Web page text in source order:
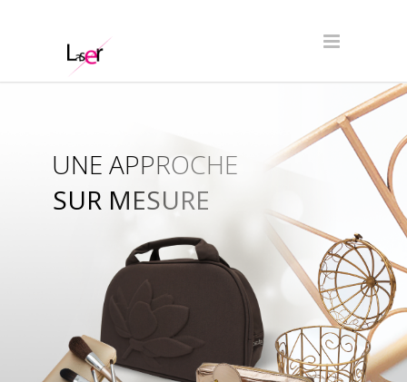
SUR MESURE
UNE APPROCHE